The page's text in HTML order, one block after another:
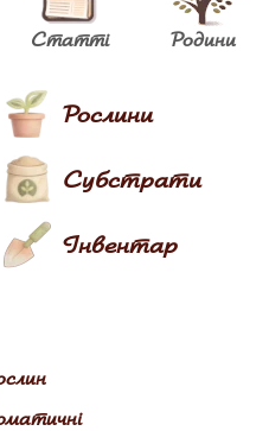
Статті Родини
Рослини
Субстрати
Інвентар